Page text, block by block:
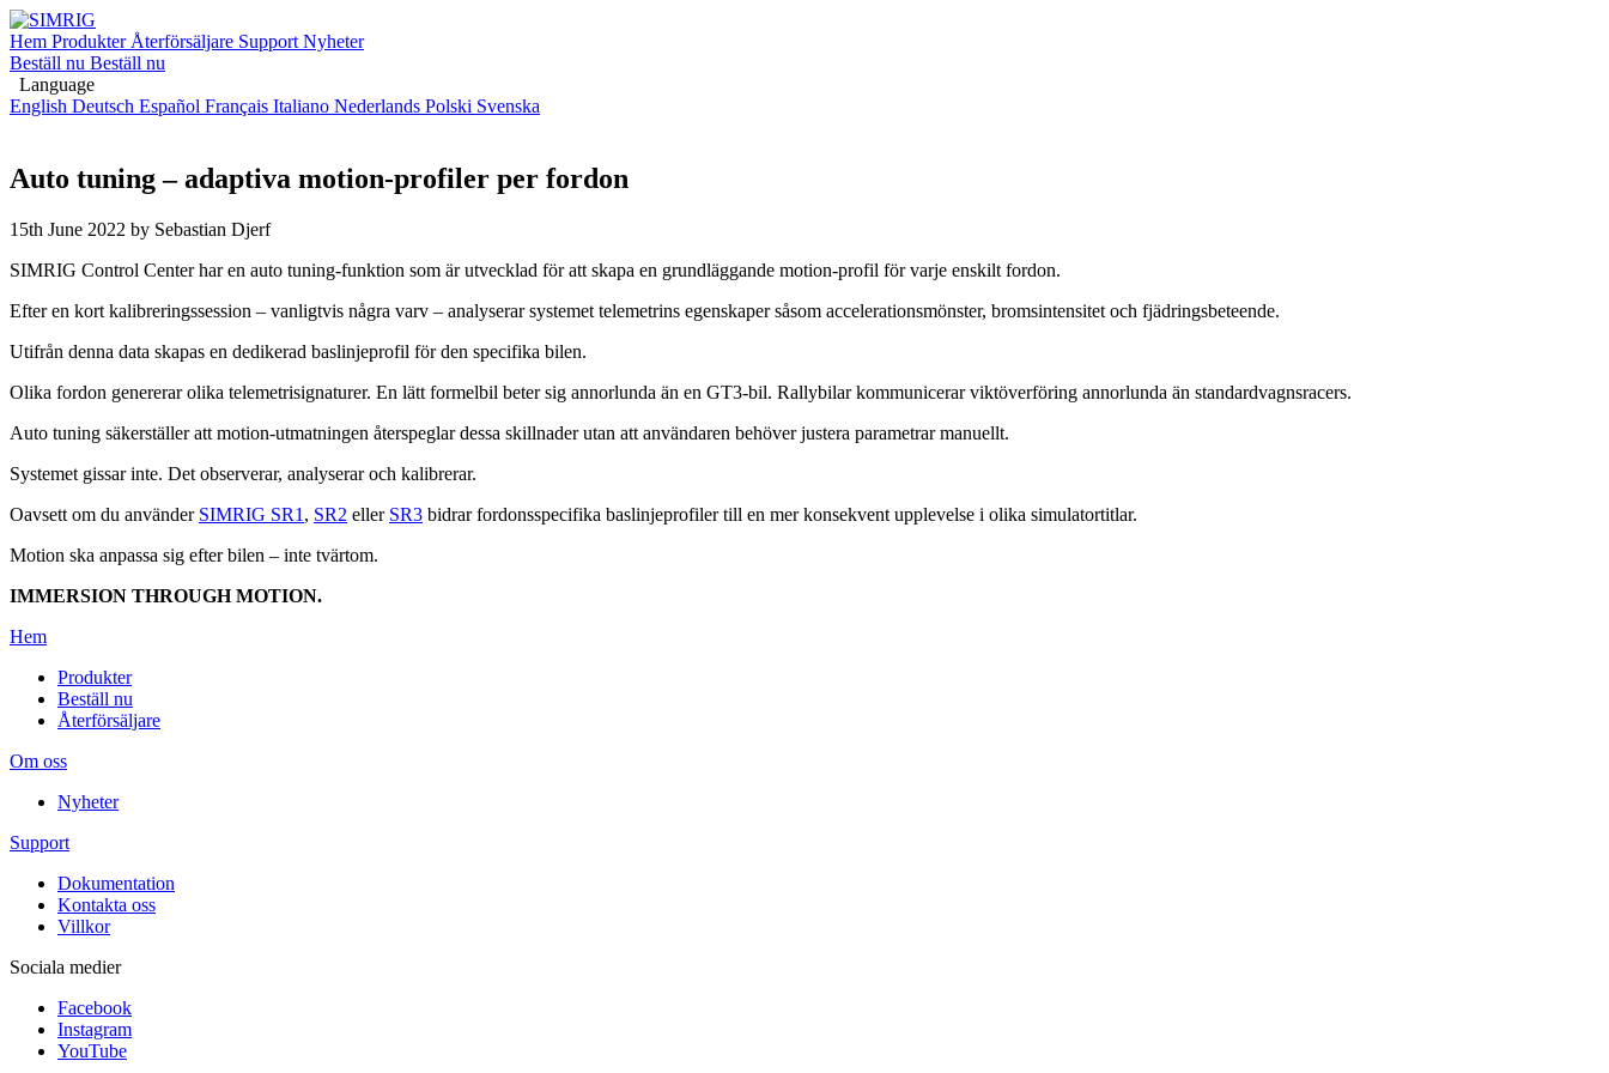
Hem Produkter Återförsäljare Support Nyheter
Beställ nu Beställ nu
Language
English Deutsch Español Français Italiano Nederlands Polski Svenska
Auto tuning – adaptiva motion-profiler per fordon
15th June 2022 by Sebastian Djerf
SIMRIG Control Center har en auto tuning-funktion som är utvecklad för att skapa en grundläggande motion-profil för varje enskilt fordon.
Efter en kort kalibreringssession – vanligtvis några varv – analyserar systemet telemetrins egenskaper såsom accelerationsmönster, bromsintensitet och fjädringsbeteende.
Utifrån denna data skapas en dedikerad baslinjeprofil för den specifika bilen.
Olika fordon genererar olika telemetrisignaturer. En lätt formelbil beter sig annorlunda än en GT3-bil. Rallybilar kommunicerar viktöverföring annorlunda än standardvagnsracers.
Auto tuning säkerställer att motion-utmatningen återspeglar dessa skillnader utan att användaren behöver justera parametrar manuellt.
Systemet gissar inte. Det observerar, analyserar och kalibrerar.
Oavsett om du använder SIMRIG SR1 , SR2 eller SR3 bidrar fordonsspecifika baslinjeprofiler till en mer konsekvent upplevelse i olika simulatortitlar.
Motion ska anpassa sig efter bilen – inte tvärtom.
IMMERSION THROUGH MOTION.
Hem
Produkter
Beställ nu
Återförsäljare
Om oss
Nyheter
Support
Dokumentation
Kontakta oss
Villkor
Sociala medier
Facebook
Instagram
YouTube